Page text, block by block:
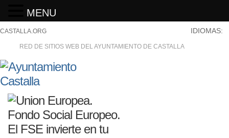
CASTALLA.ORG
RED DE SITIOS WEB DEL AYUNTAMIENTO DE CASTALLA
IDIOMAS:
MENU